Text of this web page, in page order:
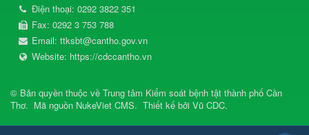
Điện thoại: 0292 3822 351
Fax: 0292 3 753 788
Email: ttksbt@cantho.gov.vn
Website: https://cdccantho.vn
© Bản quyền thuộc về Trung tâm Kiểm soát bệnh tật thành phố Cần
Thơ. Mã nguồn NukeViet CMS. Thiết kế bởi Vũ CDC.